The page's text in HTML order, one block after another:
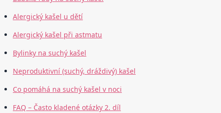
Alergický kašel u dětí
Alergický kašel při astmatu
Bylinky na suchý kašel
Neproduktivní (suchý, dráždivý) kašel
Co pomáhá na suchý kašel v noci
FAQ – Často kladené otázky 2. díl